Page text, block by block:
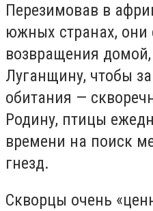
Перезимовав в
южных странах, они
возвращения
Луганщину, чтобы
обитания —
Родину, птицы
времени на поиск
гнезд.
Скворцы очень